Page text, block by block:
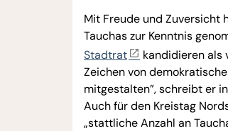
Mit Freude und Zuversicht
Tauchas zur Kenntnis
Stadtrat
kandidieren als
Zeichen von
mitgestalten”, schreibt er
Auch für den Kreistag
„stattliche Anzahl an